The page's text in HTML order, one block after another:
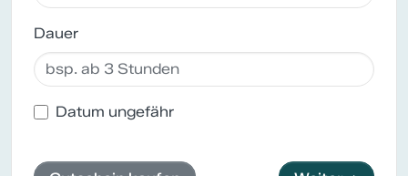
Dauer
Datum ungefähr